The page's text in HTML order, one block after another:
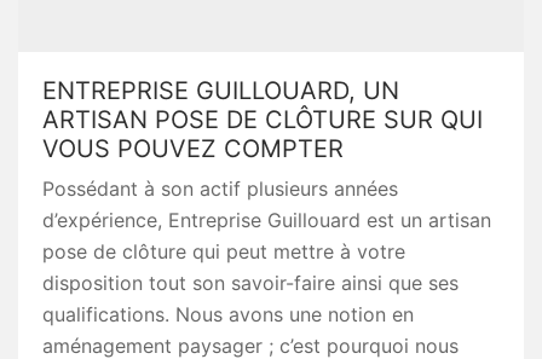
ENTREPRISE GUILLOUARD, UN
ARTISAN POSE DE CLÔTURE SUR QUI
VOUS POUVEZ COMPTER
Possédant à son actif plusieurs années
d’expérience, Entreprise Guillouard est un artisan
pose de clôture qui peut mettre à votre
disposition tout son savoir-faire ainsi que ses
qualifications. Nous avons une notion en
aménagement paysager ; c’est pourquoi nous